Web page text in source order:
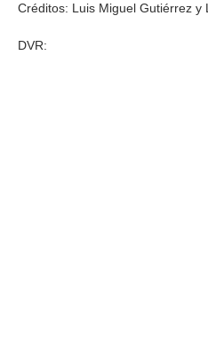
Créditos: Luis Miguel Gutiérrez y
DVR: